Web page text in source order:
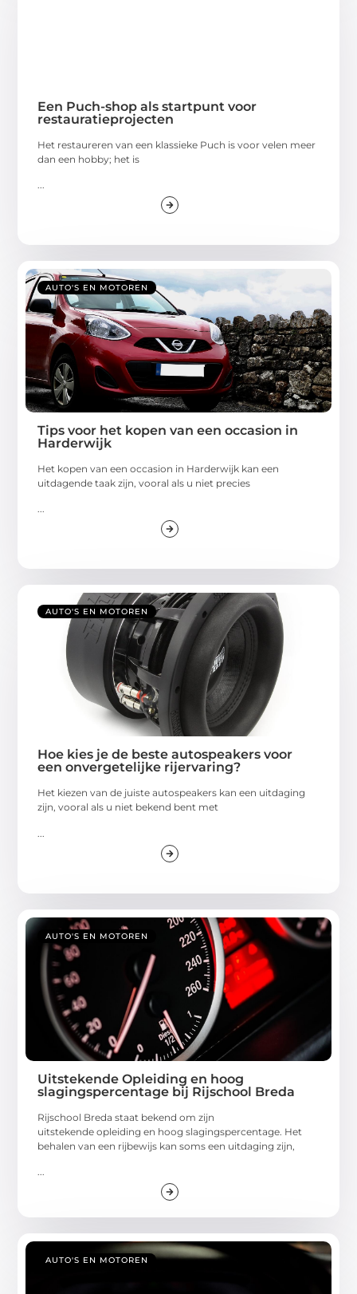
Een Puch-shop als startpunt voor
restauratieprojecten
Het restaureren van een klassieke Puch is voor velen meer
dan een hobby; het is
...
AUTO'S EN MOTOREN
Tips voor het kopen van een occasion in
Harderwijk
Het kopen van een occasion in Harderwijk kan een
uitdagende taak zijn, vooral als u niet precies
...
AUTO'S EN MOTOREN
Hoe kies je de beste autospeakers voor
een onvergetelijke rijervaring?
Het kiezen van de juiste autospeakers kan een uitdaging
zijn, vooral als u niet bekend bent met
AUTO'S EN MOTOREN
Uitstekende Opleiding en hoog
slagingspercentage bij Rijschool Breda
Rijschool Breda staat bekend om zijn
uitstekende opleiding en hoog slagingspercentage. Het
behalen van een rijbewijs kan soms een uitdaging zijn,
...
AUTO'S EN MOTOREN